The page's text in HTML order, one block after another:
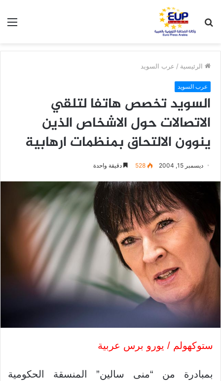
عن
الرئيسية / عرب السويد
عرب السويد
السويد تخصص هاتفا لتلقي
الاتصالات حول الاشخاص الذين
ينوون الالتحاق بمنظمات ارهابية
ديسمبر 15, 2004 528 دقيقة واحدة
ستوكهولم / يورو برس عربية
بمبادرة من “منى سالين” المنسقة الحكومية